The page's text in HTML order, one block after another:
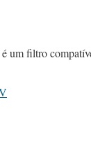
é um filtro